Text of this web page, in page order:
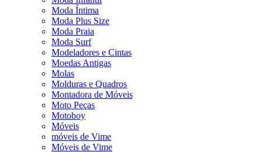
Moda Íntima
Moda Plus Size
Moda Praia
Moda Surf
Modeladores e Cintas
Moedas Antigas
Molas
Molduras e Quadros
Montadora de Móveis
Moto Peças
Motoboy
Móveis
móveis de Vime
Móveis de Vime